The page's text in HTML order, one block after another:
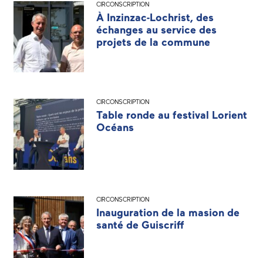
CIRCONSCRIPTION
À Inzinzac-Lochrist, des
échanges au service des
projets de la commune
CIRCONSCRIPTION
Table ronde au festival Lorient
Océans
CIRCONSCRIPTION
Inauguration de la masion de
santé de Guiscriff